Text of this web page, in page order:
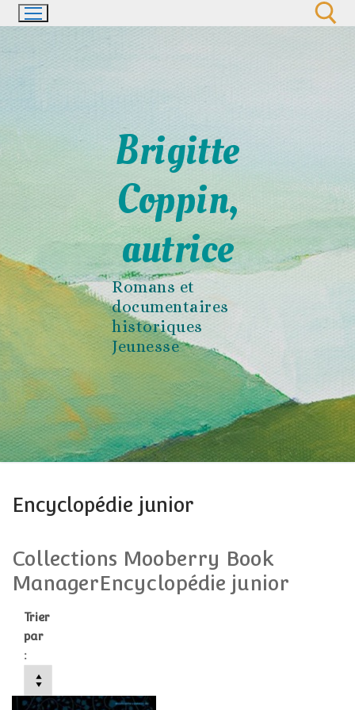
Aller
au
Brigitte
Coppin,
autrice
Romans et
documentaires
historiques
Jeunesse
Encyclopédie junior
Collections Mooberry Book
ManagerEncyclopédie junior
Trier
par
: